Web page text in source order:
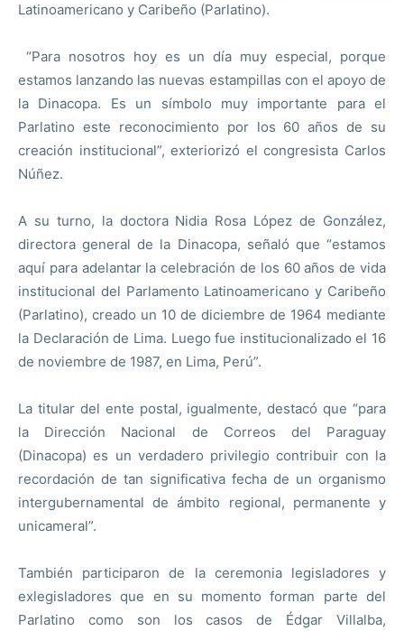
Latinoamericano y Caribeño (Parlatino).
“Para nosotros hoy es un día muy especial, porque
estamos lanzando las nuevas estampillas con el apoyo de
la Dinacopa. Es un símbolo muy importante para el
Parlatino este reconocimiento por los 60 años de su
creación institucional”, exteriorizó el congresista Carlos
Núñez.
A su turno, la doctora Nidia Rosa López de González,
directora general de la Dinacopa, señaló que “estamos
aquí para adelantar la celebración de los 60 años de vida
institucional del Parlamento Latinoamericano y Caribeño
(Parlatino), creado un 10 de diciembre de 1964 mediante
la Declaración de Lima. Luego fue institucionalizado el 16
de noviembre de 1987, en Lima, Perú”.
La titular del ente postal, igualmente, destacó que “para
la Dirección Nacional de Correos del Paraguay
(Dinacopa) es un verdadero privilegio contribuir con la
recordación de tan significativa fecha de un organismo
intergubernamental de ámbito regional, permanente y
unicameral”.
También participaron de la ceremonia legisladores y
exlegisladores que en su momento forman parte del
Parlatino como son los casos de Édgar Villalba,